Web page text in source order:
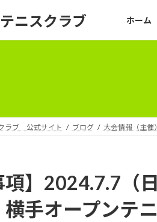
ニスクラブ ホーム
ラブ 公式サイト ブログ 大会情報（主催）
項】2024.7.7
手オープンテ